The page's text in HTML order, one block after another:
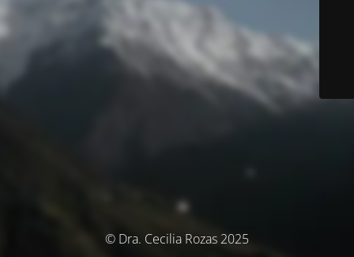
© Dra. Cecilia Rozas 2025